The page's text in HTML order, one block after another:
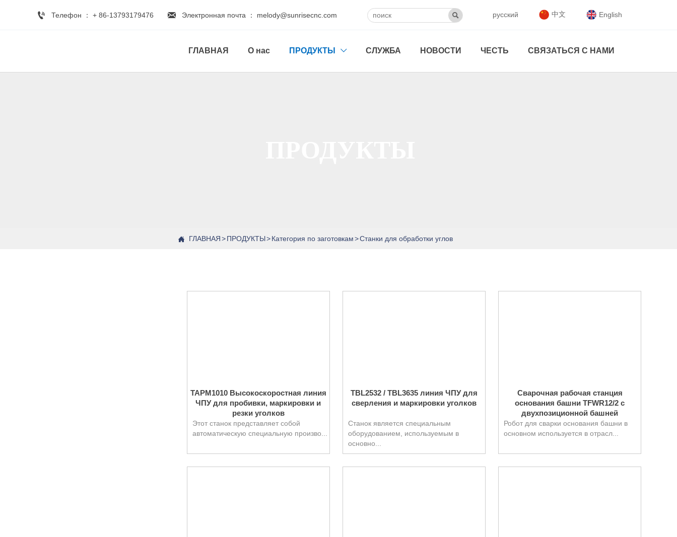
ГЛАВНАЯ О нас ПРОДУКТЫ  СЛУЖБА НОВОСТИ ЧЕСТЬ СВЯЗАТЬСЯ С НАМИ

 Телефон ： + 86-13793179476  Электронная почта ： melody@sunrisecnc.com русский 中文 English
TAPM1010 Высокоскоростная линия
ЧПУ для пробивки, маркировки и
резки уголков
Этот станок представляет собой
автоматическую специальную произво...
TBL2532 / TBL3635 линия ЧПУ для
сверления и маркировки уголков
Станок является специальным
оборудованием, используемым в
основно...
Сварочная рабочая станция
основания башни TFWR12/2 с
двухпозиционной башней
Робот для сварки основания башни в
основном используется в отрасл...
 ГЛАВНАЯ> ПРОДУКТЫ> Категория по заготовкам>Станки для обработки углов